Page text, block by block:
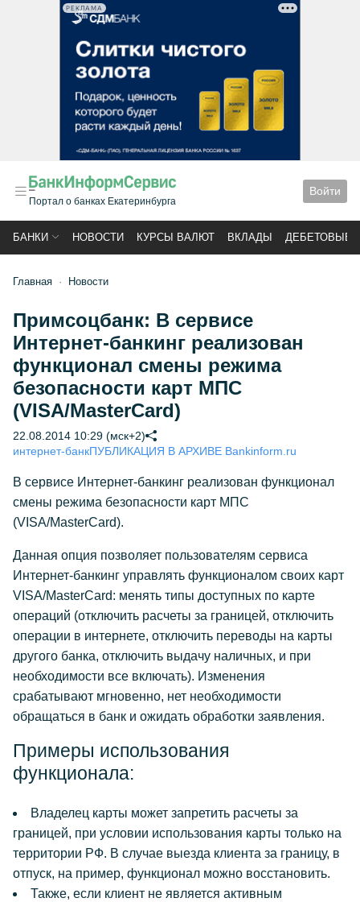
РЕКЛАМА
Портал о банках Екатеринбурга
Войти
БАНКИ НОВОСТИ КУРСЫ ВАЛЮТ ВКЛАДЫ ДЕБЕТОВЫЕ
Главная Новости
Примсоцбанк: В сервисе
Интернет-банкинг реализован
функционал смены режима
безопасности карт МПС
(VISA/MasterCard)
22.08.2014 10:29 (мск+2)
интернет-банкПУБЛИКАЦИЯ В АРХИВЕ Bankinform.ru
В сервисе Интернет-банкинг реализован функционал
смены режима безопасности карт МПС
(VISA/MasterCard).
Данная опция позволяет пользователям сервиса
Интернет-банкинг управлять функционалом своих карт
VISA/MasterCard: менять типы доступных по карте
операций (отключить расчеты за границей, отключить
операции в интернете, отключить переводы на карты
другого банка, отключить выдачу наличных, и при
необходимости все включать). Изменения
срабатывают мгновенно, нет необходимости
обращаться в банк и ожидать обработки заявления.
Примеры использования
функционала:
Владелец карты может запретить расчеты за
границей, при условии использования карты только на
территории РФ. В случае выезда клиента за границу, в
отпуск, на пример, функционал можно восстановить.
Также, если клиент не является активным